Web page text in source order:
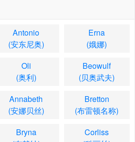
Antonio
(安东尼奥)
Erna
(娥娜)
Oli
(奥利)
Beowulf
(贝奥武夫)
Annabeth
(安娜贝丝)
Bretton
(布雷顿名称)
Bryna
Corliss